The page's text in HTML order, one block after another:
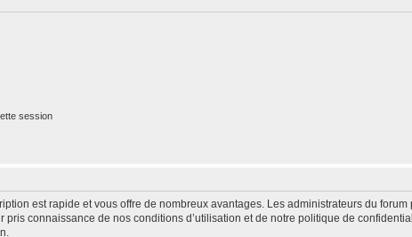
session
est rapide et vous offre de nombreux avantages. Les administrateurs du
pris connaissance de nos conditions d’utilisation et de notre politique de